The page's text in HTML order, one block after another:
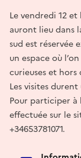
Le vendredi 12 et
auront lieu dans
sud est réservée
un espace où
curieuses et
Les visites
Pour participer
effectuée sur le
+34653781071.